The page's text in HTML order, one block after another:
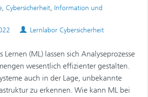
, Cybersicherheit, Information und
Authors
Lernlabor Cybersicherheit
Lernen (ML) lassen sich Analyseprozesse
wesentlich effizienter gestalten.
auch in der Lage, unbekannte
zu erkennen. Wie kann ML bei